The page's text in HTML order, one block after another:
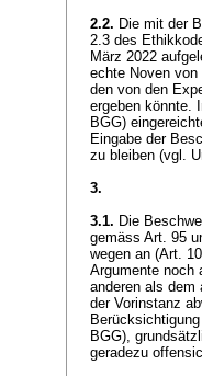
2.2. Die mit der
2.3 des
März 2022
echte Noven von
den von den
ergeben könnte.
BGG)
Eingabe der
zu bleiben (vgl.
3.
3.1. Die
gemäss Art. 95
wegen an (Art.
Argumente noch
anderen als dem
der Vorinstanz
BGG),
geradezu